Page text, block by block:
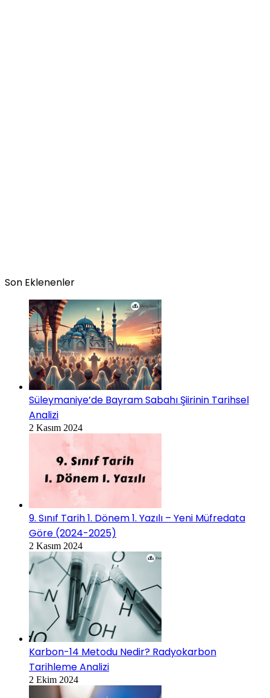
Son Eklenenler
Süleymaniye’de Bayram Sabahı Şiirinin Tarihsel
Analizi
2 Kasım 2024
9. Sınıf Tarih 1. Dönem 1. Yazılı – Yeni Müfredata
Göre (2024-2025)
2 Kasım 2024
Karbon-14 Metodu Nedir? Radyokarbon
Tarihleme Analizi
2 Ekim 2024